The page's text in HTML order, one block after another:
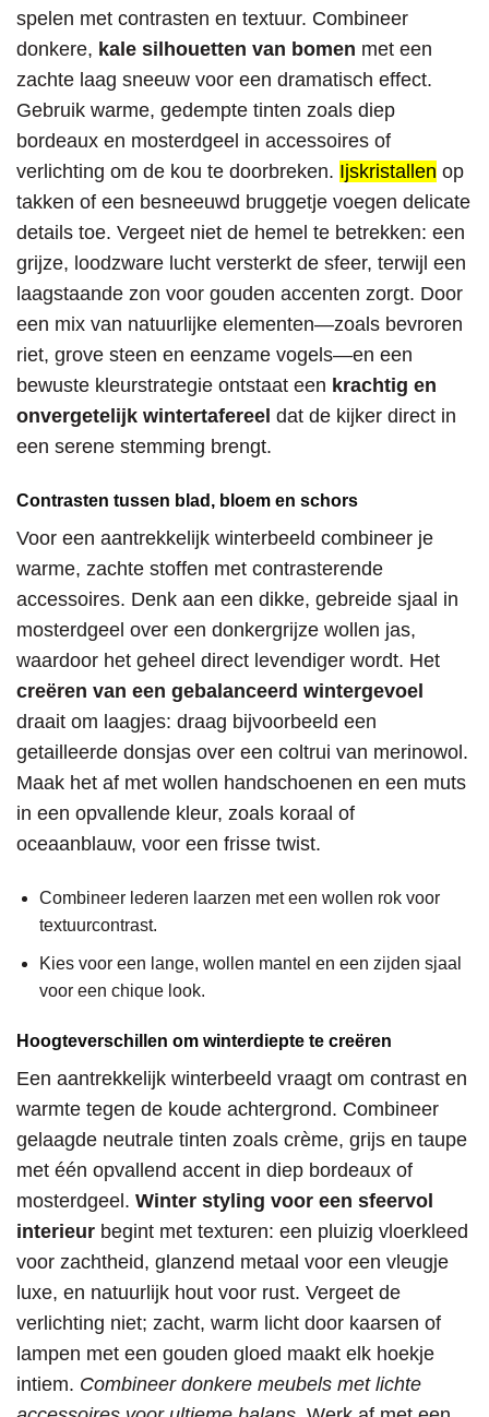
spelen met contrasten en textuur. Combineer
donkere, kale silhouetten van bomen met een
zachte laag sneeuw voor een dramatisch effect.
Gebruik warme, gedempte tinten zoals diep
bordeaux en mosterdgeel in accessoires of
verlichting om de kou te doorbreken. Ijskristallen op
takken of een besneeuwd bruggetje voegen delicate
details toe. Vergeet niet de hemel te betrekken: een
grijze, loodzware lucht versterkt de sfeer, terwijl een
laagstaande zon voor gouden accenten zorgt. Door
een mix van natuurlijke elementen—zoals bevroren
riet, grove steen en eenzame vogels—en een
bewuste kleurstrategie ontstaat een krachtig en
onvergetelijk wintertafereel dat de kijker direct in
een serene stemming brengt.
Contrasten tussen blad, bloem en schors
Voor een aantrekkelijk winterbeeld combineer je
warme, zachte stoffen met contrasterende
accessoires. Denk aan een dikke, gebreide sjaal in
mosterdgeel over een donkergrijze wollen jas,
waardoor het geheel direct levendiger wordt. Het
creëren van een gebalanceerd wintergevoel
draait om laagjes: draag bijvoorbeeld een
getailleerde donsjas over een coltrui van merinowol.
Maak het af met wollen handschoenen en een muts
in een opvallende kleur, zoals koraal of
oceaanblauw, voor een frisse twist.
Combineer lederen laarzen met een wollen rok voor
textuurcontrast.
Kies voor een lange, wollen mantel en een zijden sjaal
voor een chique look.
Hoogteverschillen om winterdiepte te creëren
Een aantrekkelijk winterbeeld vraagt om contrast en
warmte tegen de koude achtergrond. Combineer
gelaagde neutrale tinten zoals crème, grijs en taupe
met één opvallend accent in diep bordeaux of
mosterdgeel. Winter styling voor een sfeervol
interieur begint met texturen: een pluizig vloerkleed
voor zachtheid, glanzend metaal voor een vleugje
luxe, en natuurlijk hout voor rust. Vergeet de
verlichting niet; zacht, warm licht door kaarsen of
lampen met een gouden gloed maakt elk hoekje
intiem. Combineer donkere meubels met lichte